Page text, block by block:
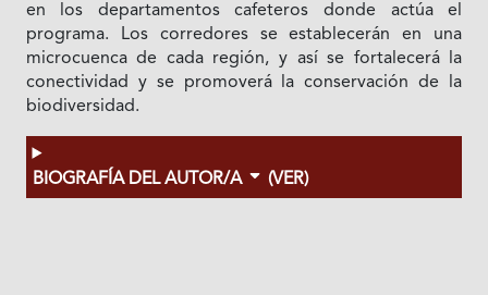
en los departamentos cafeteros donde actúa el
programa. Los corredores se establecerán en una
microcuenca de cada región, y así se fortalecerá la
conectividad y se promoverá la conservación de la
biodiversidad.
BIOGRAFÍA DEL AUTOR/A (VER)